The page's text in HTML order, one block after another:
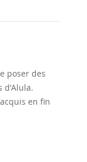
poser des
d'Alula.
en fin